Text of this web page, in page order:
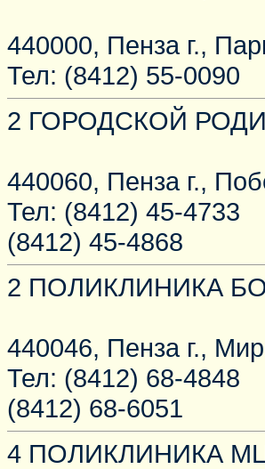
440000, Пенза г.,
Тел: (8412) 55-0090
2 ГОРОДСКОЙ
440060, Пенза г.,
Тел: (8412) 45-4733
(8412) 45-4868
2 ПОЛИКЛИНИКА
440046, Пенза г.,
Тел: (8412) 68-4848
(8412) 68-6051
4 ПОЛИКЛИНИКА